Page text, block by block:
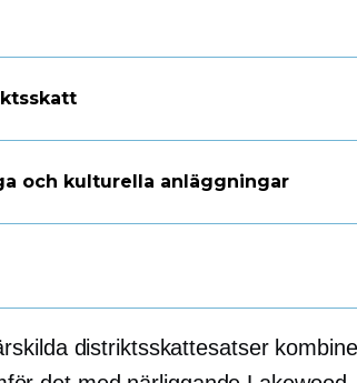
och kulturella anläggningar
distriktsskattesatser